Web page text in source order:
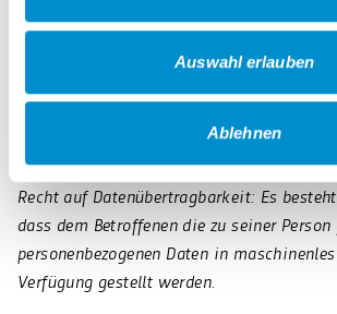
Auswahl erlauben
Ablehnen
Recht auf Löschung: Es besteht ein Recht
Recht auf Einschränkung der
Recht auf Einschränkung der Verarbeitung
Recht auf Datenübertragbarkeit: Es
dass dem Betroffenen die zu seiner
personenbezogenen Daten in
Verfügung gestellt werden.